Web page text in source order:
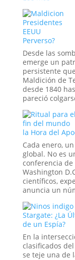
Ciencia
y
Sedujeron
a
la
Nueva
Era
Ruso
Sueño:
La
Digital
que
se
Hizo
Pasar
por
Historia
Perverso?
Desde las
emerge un
persistente
Maldición de
desde 1840
pareció
la Hora del
Cada enero,
global. No es
conferencia
Washington
científicos,
anuncia un
Stargate: ¿La
de un Espía?
En la
clasificados
se teje una de